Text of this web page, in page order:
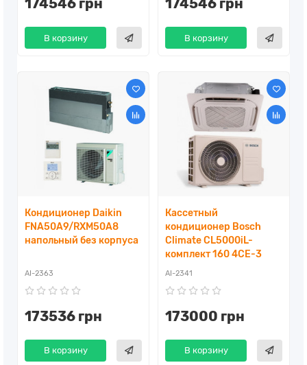
174546 грн
В корзину
174546 грн
В корзину
Кондиционер Daikin
FNA50A9/RXM50A8
напольный без корпуса
AI-2363
173536 грн
В корзину
Кассетный
кондиционер Bosch
Climate CL5000iL-
комплект 160 4CE-3
AI-2341
173000 грн
В корзину